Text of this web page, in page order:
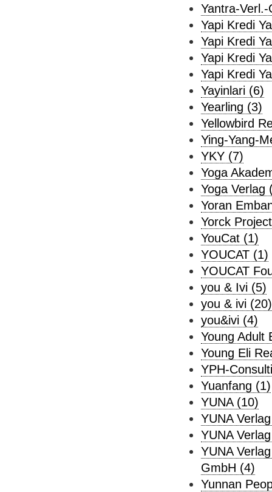
Yantra-
Yapi Kredi
Yapi Kredi
Yapi Kredi
Yapi Kredi
Yayinlari (6)
Yearling (3)
Yellowbird
Ying-Yang-
YKY (7)
Yoga
Yoga Verlag
Yoran
Yorck
YouCat (1)
YOUCAT (1)
YOUCAT
you & Ivi (5)
you & ivi (20)
you&ivi (4)
Young Adult
Young Eli
YPH-
Yuanfang (1)
YUNA (10)
YUNA
YUNA
YUNA
GmbH (4)
Yunnan